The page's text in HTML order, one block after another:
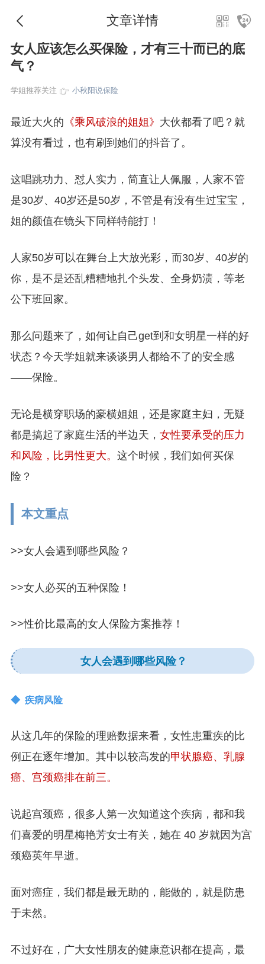
文章详情
女人应该怎么买保险，才有三十而已的底
气？
学姐推荐关注 小秋阳说保险
最近大火的 《乘风破浪的姐姐》 大伙都看了吧？就
算没有看过，也有刷到她们的抖音了。
这唱跳功力、怼人实力，简直让人佩服，人家不管
是30岁、40岁还是50岁，不管是有没有生过宝宝，
姐的颜值在镜头下同样特能打！
人家50岁可以在舞台上大放光彩，而30岁、40岁的
你，是不是还乱糟糟地扎个头发、全身奶渍，等老
公下班回家。
那么问题来了，如何让自己get到和女明星一样的好
状态？今天学姐就来谈谈男人都给不了的安全感
——保险。
无论是横穿职场的豪横姐姐，还是家庭主妇，无疑
都是搞起了家庭生活的半边天， 女性要承受的压力
和风险，比男性更大。 这个时候，我们如何买保
险？
本文重点
>>女人会遇到哪些风险？
>>女人必买的五种保险！
>>性价比最高的女人保险方案推荐！
女人会遇到哪些风险？
◆ 疾病风险
从这几年的保险的理赔数据来看，女性患重疾的比
例正在逐年增加。其中以较高发的甲状腺癌、乳腺
癌、宫颈癌排在前三。
说起宫颈癌，很多人第一次知道这个疾病，都和我
们喜爱的明星梅艳芳女士有关，她在 40 岁就因为宫
颈癌英年早逝。
面对癌症，我们都是最无助的，能做的，就是防患
于未然。
不过好在，广大女性朋友的健康意识都在提高，最